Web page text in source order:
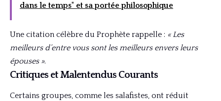
dans le temps" et sa portée philosophique
Une citation célèbre du Prophète rappelle : « Les
meilleurs d’entre vous sont les meilleurs envers leurs
épouses ».
Critiques et Malentendus Courants
Certains groupes, comme les salafistes, ont réduit